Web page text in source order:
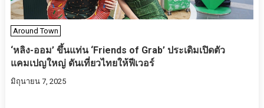
Around Town
‘หลิง-ออม’ ขึ้นแท่น ‘Friends of Grab’ ประเดิมเปิดตัว
แคมเปญใหญ่ ดันเที่ยวไทยให้ฟีเวอร์
มิถุนายน 7, 2025